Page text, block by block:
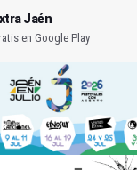
Jaén
en Google Play